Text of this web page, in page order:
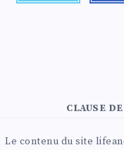
CLAUSE
Le contenu du site